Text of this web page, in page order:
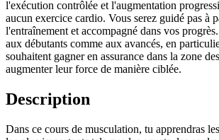
l'exécution contrôlée et l'augmentation
aucun exercice cardio. Vous serez guidé pas à
l'entraînement et accompagné dans vos
aux débutants comme aux avancés, en
souhaitent gagner en assurance dans la zone
augmenter leur force de manière ciblée.
Description
Dans ce cours de musculation, tu apprendras